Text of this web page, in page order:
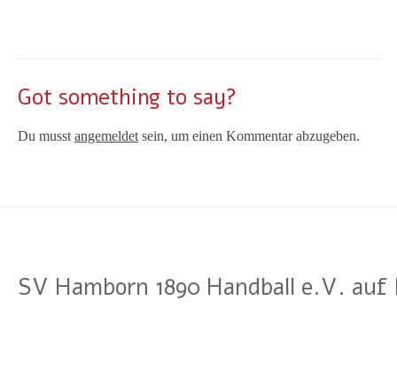
Got something to say?
Du musst angemeldet sein, um einen Kommentar abzugeben.
SV Hamborn 1890 Handball e.V.